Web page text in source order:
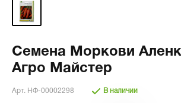
Семена Моркови
Агро Майстер
Арт. НФ-00002298 В наличии